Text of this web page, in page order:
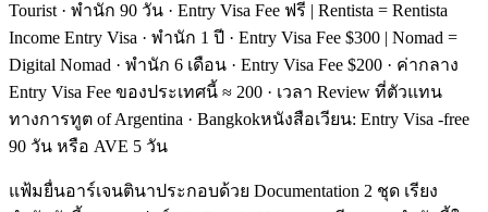
Tourist · พำนัก 90 วัน · Entry Visa Fee ฟรี | Rentista = Rentista
Income Entry Visa · พำนัก 1 ปี · Entry Visa Fee $300 | Nomad =
Digital Nomad · พำนัก 6 เดือน · Entry Visa Fee $200 · ค่ากลาง
Entry Visa Fee ของประเทศนี้ ≈ 200 · เวลา Review ที่ตัวแทน
ทางการทูต of Argentina · Bangkokหนังสือเวียน: Entry Visa -free
90 วัน หรือ AVE 5 วัน
แฟ้มยื่นอาร์เจนตินาประกอบด้วย Documentation 2 ชุด เรียง